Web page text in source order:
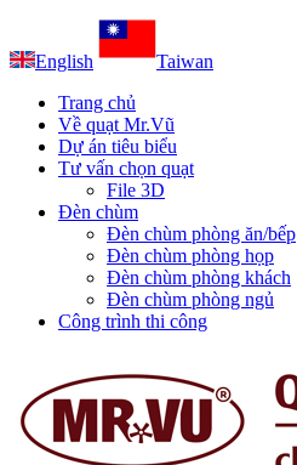
English
Taiwan
Trang chủ
Về quạt Mr.Vũ
Dự án tiêu biểu
Tư vấn chọn quạt
File 3D
Đèn chùm
Đèn chùm phòng ăn/bếp
Đèn chùm phòng họp
Đèn chùm phòng khách
Đèn chùm phòng ngủ
Công trình thi công